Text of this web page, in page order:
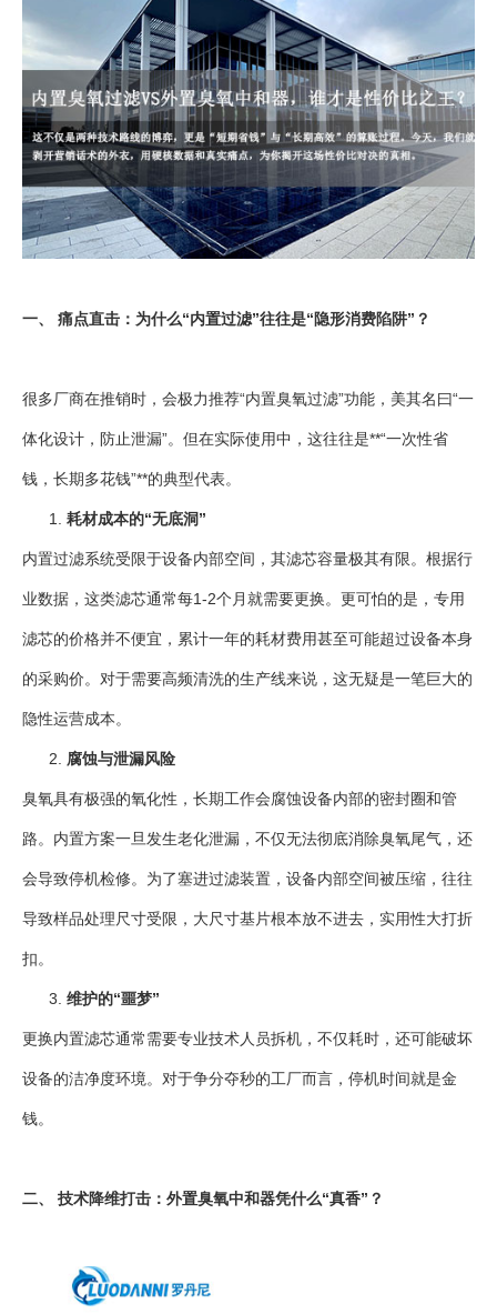
一、 痛点直击：为什么“内置过滤”往往是“隐形消费陷阱”？
很多厂商在推销时，会极力推荐“内置臭氧过滤”功能，美其名曰“一
体化设计，防止泄漏”。但在实际使用中，这往往是**“一次性省
钱，长期多花钱”**的典型代表。
耗材成本的“无底洞”
内置过滤系统受限于设备内部空间，其滤芯容量极其有限。根据行
业数据，这类滤芯通常每1-2个月就需要更换。更可怕的是，专用
滤芯的价格并不便宜，累计一年的耗材费用甚至可能超过设备本身
的采购价。对于需要高频清洗的生产线来说，这无疑是一笔巨大的
隐性运营成本。
腐蚀与泄漏风险
臭氧具有极强的氧化性，长期工作会腐蚀设备内部的密封圈和管
路。内置方案一旦发生老化泄漏，不仅无法彻底消除臭氧尾气，还
会导致停机检修。为了塞进过滤装置，设备内部空间被压缩，往往
导致样品处理尺寸受限，大尺寸基片根本放不进去，实用性大打折
扣。
维护的“噩梦”
更换内置滤芯通常需要专业技术人员拆机，不仅耗时，还可能破坏
设备的洁净度环境。对于争分夺秒的工厂而言，停机时间就是金
钱。
二、 技术降维打击：外置臭氧中和器凭什么“真香”？